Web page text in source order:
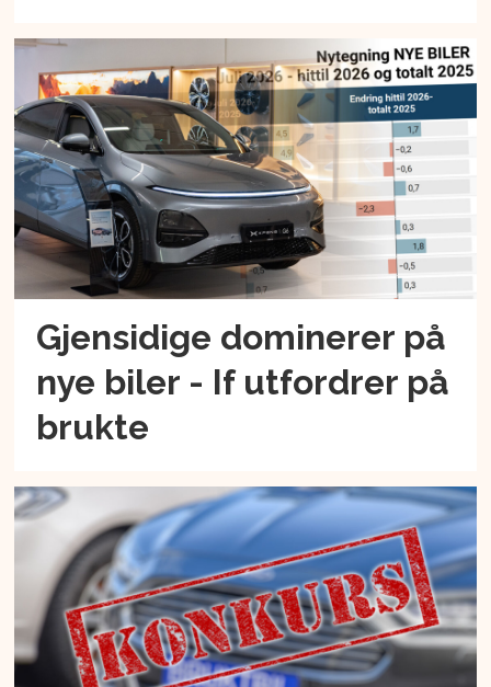
Gjensidige dominerer på
nye biler - If utfordrer på
brukte